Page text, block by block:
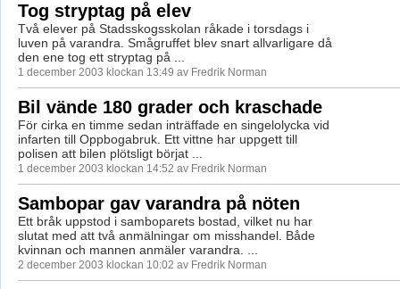
Tog stryptag på elev
Två elever på Stadsskogsskolan råkade i torsdags i
luven på varandra. Smågruffet blev snart allvarligare då
den ene tog ett stryptag på ...
1 december 2003 klockan 13:49 av Fredrik Norman
Bil vände 180 grader och kraschade
För cirka en timme sedan inträffade en singelolycka vid
infarten till Oppbogabruk. Ett vittne har uppgett till
polisen att bilen plötsligt börjat ...
1 december 2003 klockan 14:52 av Fredrik Norman
Sambopar gav varandra på nöten
Ett bråk uppstod i samboparets bostad, vilket nu har
slutat med att två anmälningar om misshandel. Både
kvinnan och mannen anmäler varandra. ...
2 december 2003 klockan 10:02 av Fredrik Norman